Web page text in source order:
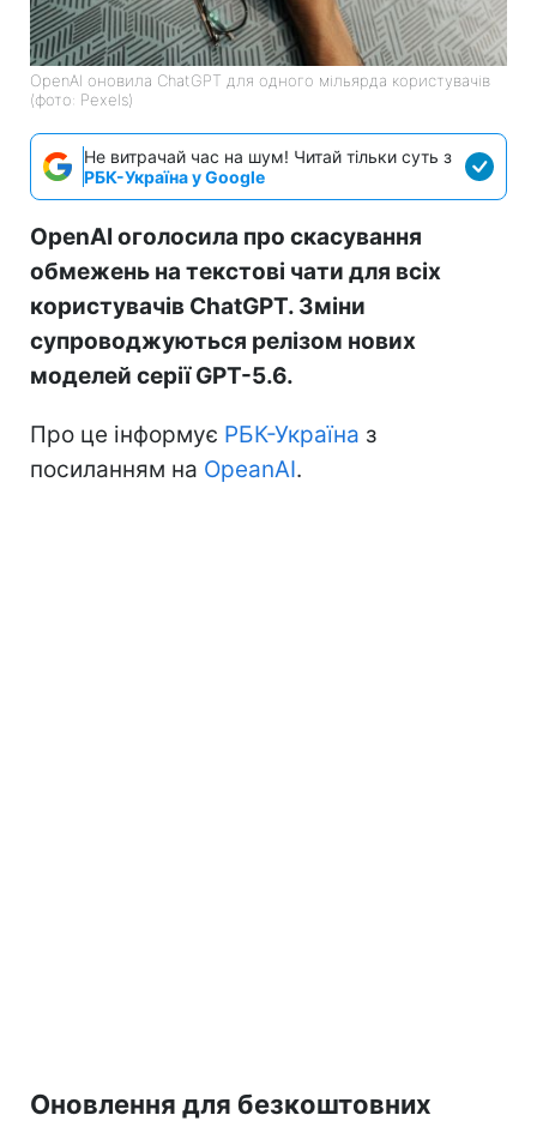
OpenAI оновила ChatGPT для одного мільярда користувачів
(фото: Pexels)
Не витрачай час на шум! Читай тільки суть з
РБК-Україна у Google
OpenAI оголосила про скасування
обмежень на текстові чати для всіх
користувачів ChatGPT. Зміни
супроводжуються релізом нових
моделей серії GPT-5.6.
Про це інформує РБК-Україна з
посиланням на OpeanAI.
Оновлення для безкоштовних